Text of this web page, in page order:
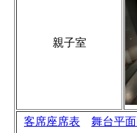
親子室
客席座席表 舞台平面